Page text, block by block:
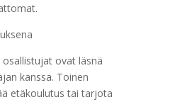
ovat läsnä
kanssa. Toinen
etäkoulutus tai tarjota